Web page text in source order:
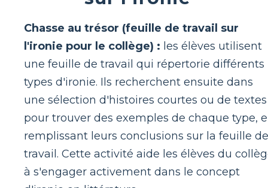
Chasse au trésor (feuille de travail sur
l'ironie pour le collège) : les élèves utilisent
une feuille de travail qui répertorie différents
types d'ironie. Ils recherchent ensuite dans
une sélection d'histoires courtes ou de textes
pour trouver des exemples de chaque type,
remplissant leurs conclusions sur la feuille de
travail. Cette activité aide les élèves du
à s'engager activement dans le concept